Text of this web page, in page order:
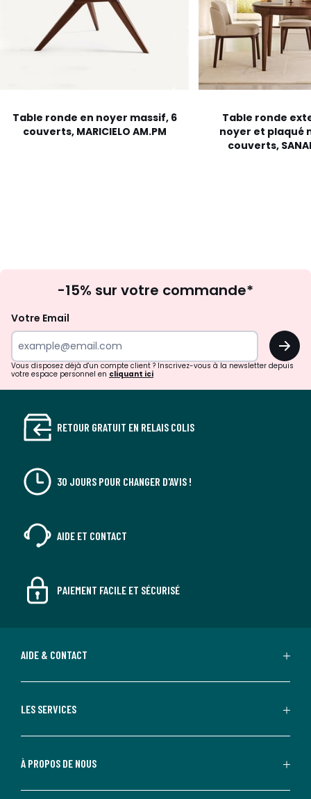
Table ronde en noyer massif, 6
couverts, MARICIELO AM.PM
Table ronde
noyer et plaqué
couverts,
à
newsletter
-15% sur votre commande*
Votre Email
OK
Vous disposez déjà d'un compte client ? Inscrivez-vous à la newsletter depuis
votre espace personnel en cliquant ici
RETOUR GRATUIT EN RELAIS COLIS
30 JOURS POUR CHANGER D'AVIS !
AIDE ET CONTACT
PAIEMENT FACILE ET SÉCURISÉ
AIDE & CONTACT
LES SERVICES
À PROPOS DE NOUS